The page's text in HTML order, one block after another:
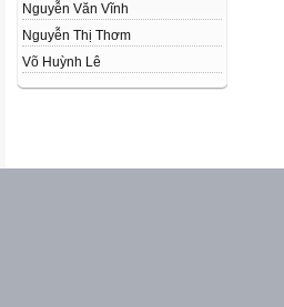
Nguyễn Văn Vĩnh
Nguyễn Thị Thơm
Võ Huỳnh Lê